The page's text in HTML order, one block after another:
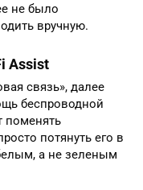
не было
вручную.
Assist
связь», далее
беспроводной
поменять
потянуть его в
а не зеленым